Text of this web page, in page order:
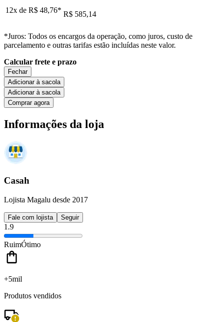
12x de R$ 48,76* R$ 585,14
*Juros: Todos os encargos da operação, como juros, custo de
parcelamento e outras tarifas estão incluídas neste valor.
Calcular frete e prazo
Fechar
Adicionar à sacola
Adicionar à sacola
Comprar agora
Informações da loja
Casah
Lojista Magalu desde 2017
Fale com lojista Seguir
1.9
RuimÓtimo
+5mil
Produtos vendidos